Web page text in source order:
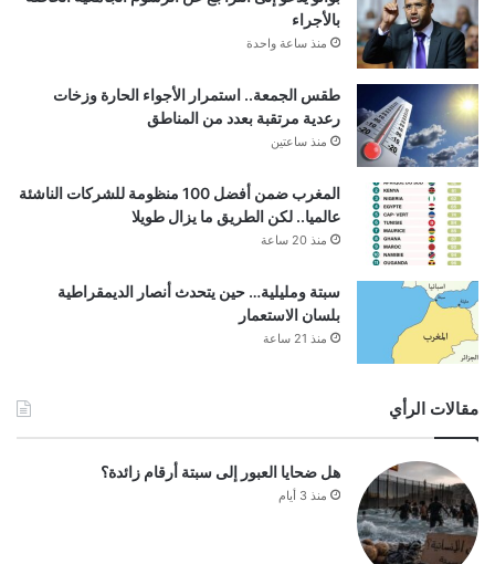
بالأجراء
منذ ساعة واحدة
طقس الجمعة.. استمرار الأجواء الحارة وزخات
رعدية مرتقبة بعدد من المناطق
منذ ساعتين
المغرب ضمن أفضل 100 منظومة للشركات الناشئة
عالميا.. لكن الطريق ما يزال طويلا
منذ 20 ساعة
سبتة ومليلية… حين يتحدث أنصار الديمقراطية
بلسان الاستعمار
منذ 21 ساعة
مقالات الرأي
هل ضحايا العبور إلى سبتة أرقام زائدة؟
منذ 3 أيام